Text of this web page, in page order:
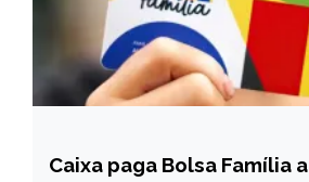
BRASIL
Caixa paga Bolsa Família a